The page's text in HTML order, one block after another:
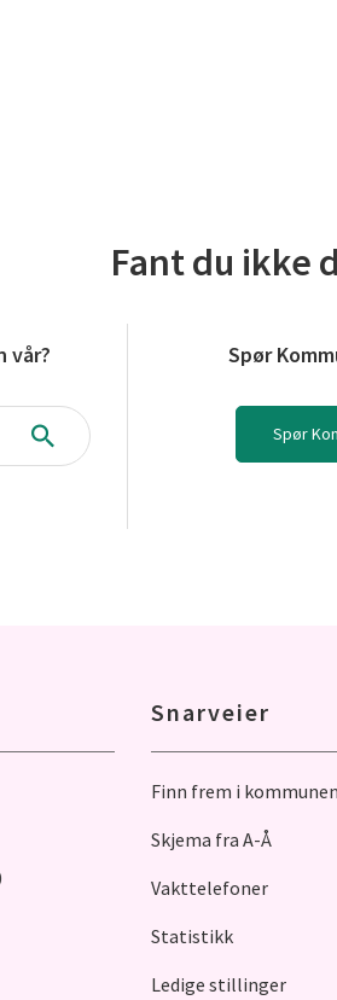
Fant du ikke
vår?
Søk
Spør
Spør
Snarveier
Finn frem i kommunen
Skjema fra A-Å
Vakttelefoner
Statistikk
Ledige stillinger